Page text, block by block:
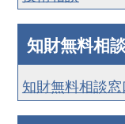
知財無料相
知財無料相談窓